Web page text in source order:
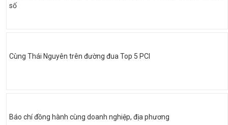
số
Cùng Thái Nguyên trên đường đua Top 5 PCI
Báo chí đồng hành cùng doanh nghiệp, địa phương